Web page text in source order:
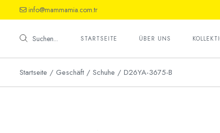
the
info@mammamia.com.tr
Suchen... STARTSEITE ÜBER UNS
Schuhe
Startseite
Geschäft Schuhe D26YA-3675-B